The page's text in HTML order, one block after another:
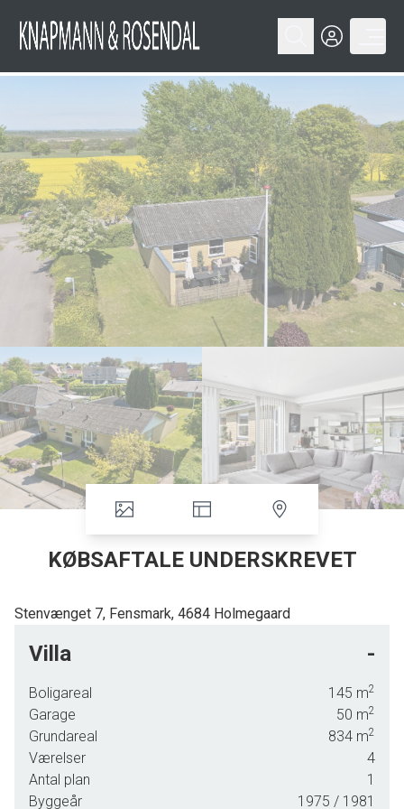
KØBSAFTALE UNDERSKREVET
Stenvænget 7, Fensmark, 4684 Holmegaard
garage - På lukket vej ud til marker.
Huset indeholder: Entré, værelse, fordelingsgang, soveværelse,
værelse, badeværelse med bruseniche, køkkenalrum med
køkken adgang til bryggers.
Villa -
Boligareal 145 m2
Garage 50 m2
Grundareal 834 m2
Værelser
4
Antal plan
1
Byggeår
1975 / 1981